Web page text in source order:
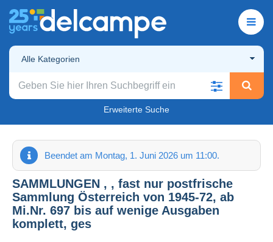
Alle Kategorien
Erweiterte Suche
Beendet am Montag, 1. Juni 2026 um 11:00.
SAMMLUNGEN , , fast nur postfrische
Sammlung Österreich von 1945-72, ab
Mi.Nr. 697 bis auf wenige Ausgaben
komplett, ges